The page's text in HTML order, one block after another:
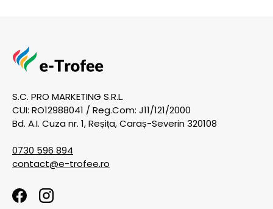
S.C. PRO MARKETING S.R.L.
CUI: RO12988041 / Reg.Com: J11/121/2000
Bd. A.I. Cuza nr. 1, Reșița, Caraș-Severin 320108
0730 596 894
contact@e-trofee.ro
FacebookInstagram